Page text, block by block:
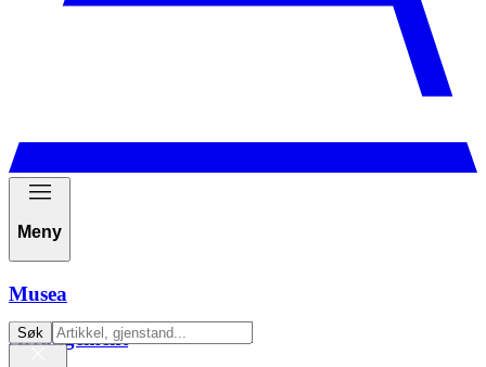
Meny
Musea
Arrangement
Søk